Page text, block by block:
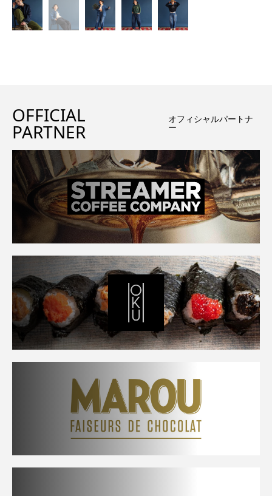
OFFICIAL
PARTNER
オフィシャルパートナ
ー